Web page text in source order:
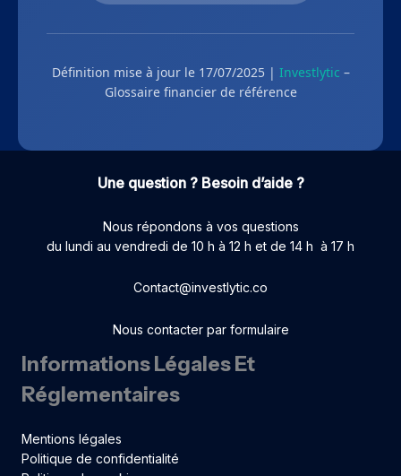
Définition mise à jour le 17/07/2025 | Investlytic –
Glossaire financier de référence
Une question ? Besoin d’aide ?
Nous répondons à vos questions
du lundi au vendredi de 10 h à 12 h et de 14 h à 17 h
Contact@investlytic.co
Nous contacter par formulaire
Informations Légales Et
Réglementaires
Mentions légales
Politique de confidentialité